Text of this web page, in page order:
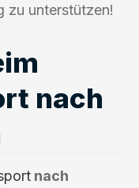
zu unterstützen!
nach
nach